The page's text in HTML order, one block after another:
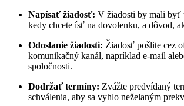
Napísať žiadosť: V žiadosti by mali byť
kedy chcete ísť na dovolenku, a dôvod,
Odoslanie žiadosti: Žiadosť pošlite cez
komunikačný kanál, napríklad e-mail
spoločnosti.
Dodržať termíny: Zvážte predvídaný
schválenia, aby sa vyhlo neželaným